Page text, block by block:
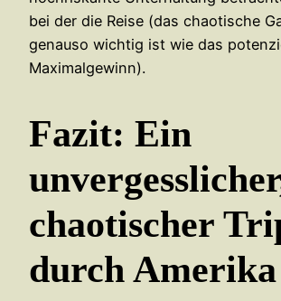
bei der die Reise (das chaotische
genauso wichtig ist wie das
Maximalgewinn).
Fazit: Ein
chaotischer
durch Amerika